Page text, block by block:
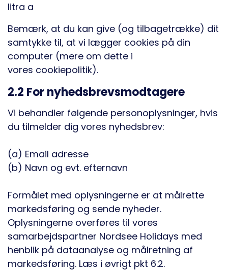
litra a
Bemærk, at du kan give (og tilbagetrække) dit
samtykke til, at vi lægger cookies på din
computer (mere om dette i
vores cookiepolitik).
2.2 For nyhedsbrevsmodtagere
Vi behandler følgende personoplysninger, hvis
du tilmelder dig vores nyhedsbrev:
(a) Email adresse
(b) Navn og evt. efternavn
Formålet med oplysningerne er at målrette
markedsføring og sende nyheder.
Oplysningerne overføres til vores
samarbejdspartner Nordsee Holidays med
henblik på dataanalyse og målretning af
markedsføring. Læs i øvrigt pkt 6.2.